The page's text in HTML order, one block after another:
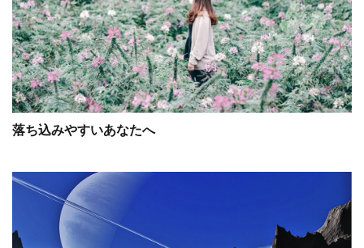
落ち込みやすいあなたへ